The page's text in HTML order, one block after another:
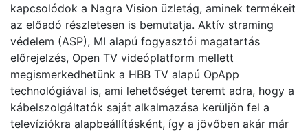
kapcsolódok a Nagra Vision üzletág, aminek termékeit
az előadó részletesen is bemutatja. Aktív straming
védelem (ASP), MI alapú fogyasztói magatartás
előrejelzés, Open TV videóplatform mellett
megismerkedhetünk a HBB TV alapú OpApp
technológiával is, ami lehetőséget teremt adra, hogy a
kábelszolgáltatók saját alkalmazása kerüljön fel a
televíziókra alapbeállításként, így a jövőben akár már